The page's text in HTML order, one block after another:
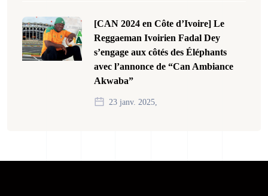
[CAN 2024 en Côte d’Ivoire] Le
Reggaeman Ivoirien Fadal Dey
s’engage aux côtés des Éléphants
avec l’annonce de “Can Ambiance
Akwaba”
23 janv. 2025,